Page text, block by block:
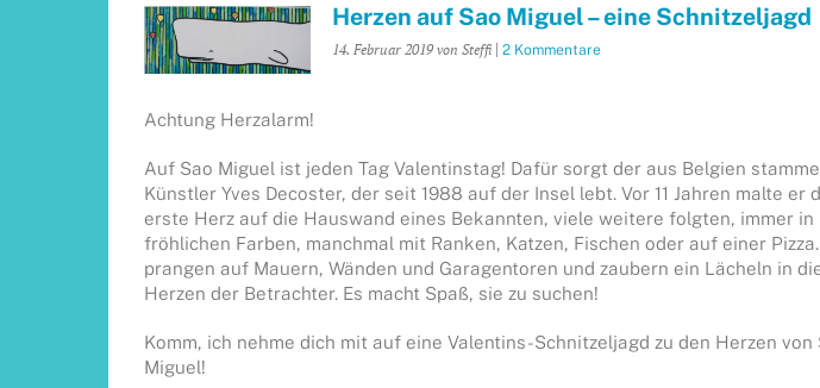
Herzen auf Sao Miguel – eine Schnitzeljagd
14. Februar 2019von Steffi| 2 Kommentare
Achtung Herzalarm!
Auf Sao Miguel ist jeden Tag Valentinstag! Dafür sorgt der aus Belgien
Künstler Yves Decoster, der seit 1988 auf der Insel lebt. Vor 11 Jahren malte er
erste Herz auf die Hauswand eines Bekannten, viele weitere folgten, immer in
fröhlichen Farben, manchmal mit Ranken, Katzen, Fischen oder auf einer
prangen auf Mauern, Wänden und Garagentoren und zaubern ein Lächeln in
Herzen der Betrachter. Es macht Spaß, sie zu suchen!
Komm, ich nehme dich mit auf eine Valentins-Schnitzeljagd zu den Herzen von
Miguel!